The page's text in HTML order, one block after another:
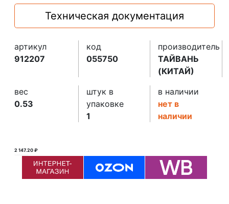
Техническая документация
артикул
912207
код
055750
производитель
ТАЙВАНЬ
(КИТАЙ)
вес
0.53
штук в
упаковке
1
в наличии
нет в
наличии
2 147.20 ₽